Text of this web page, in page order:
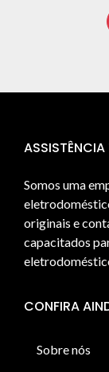
ASSISTÊNCIA
Somos uma
originais e
capacitados
CONFIRA
Sobre nós